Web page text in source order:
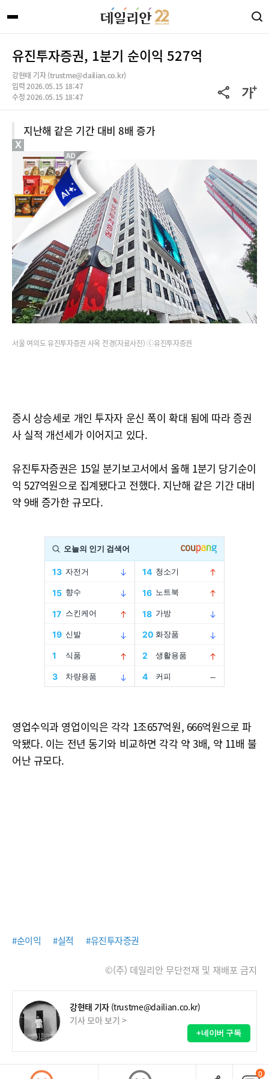
유진투자증권, 1분기 순이익 527억
강현태 기자 (trustme@dailian.co.kr)
입력 2026.05.15 18:47
수정 2026.05.15 18:47
지난해 같은 기간 대비 8배 증가
서울 여의도 유진투자증권 사옥 전경(자료사진) ⓒ유진투자증권
증시 상승세로 개인 투자자 운신 폭이 확대 됨에 따라 증권
사 실적 개선세가 이어지고 있다.
유진투자증권은 15일 분기보고서에서 올해 1분기 당기순이
익 527억원으로 집계됐다고 전했다. 지난해 같은 기간 대비
약 9배 증가한 규모다.
영업수익과 영업이익은 각각 1조657억원, 666억원으로 파
악됐다. 이는 전년 동기와 비교하면 각각 약 3배, 약 11배 불
어난 규모다.
#순이익 #실적 #유진투자증권
©(주) 데일리안 무단전재 및 재배포 금지
강현태 기자 (trustme@dailian.co.kr)
기사 모아 보기 >
+네이버 구독
0
X